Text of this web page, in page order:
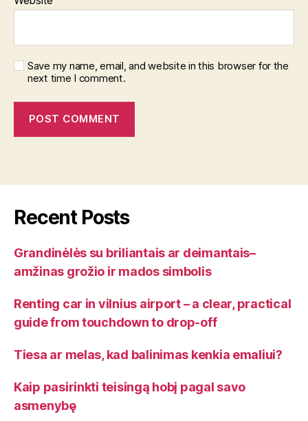
Save my name, email, and website in this browser for the
next time I comment.
Recent Posts
Grandinėlės su briliantais ar deimantais–
amžinas grožio ir mados simbolis
Renting car in vilnius airport – a clear, practical
guide from touchdown to drop-off
Tiesa ar melas, kad balinimas kenkia emaliui?
Kaip pasirinkti teisingą hobį pagal savo
asmenybę